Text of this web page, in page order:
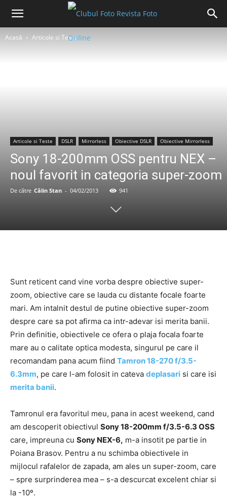
Acasă Articole si Teste
Articole si Teste DSLR Mirrorless Obiective DSLR Obiective Mirrorless
Sony 18-200mm OSS pentru NEX –
noul favorit in categoria super-zoom
De către Călin Stan - 04/02/2013 941
Sunt reticent cand vine vorba despre obiective super-
zoom, obiective care se lauda cu distante focale foarte
mari. Am intalnit destul de putine obiective super-zoom
despre care sa pot afirma ca intr-adevar isi merita banii.
Prin definitie, obiectivele ce ofera o plaja focala foarte
mare au o calitate optica modesta, singurul pe care il
recomandam pana acum fiind Tamron 18-270 f/3.5-
6.3mm, pe care l-am folosit in cateva deplasari si care isi
merita banii.
Tamronul era favoritul meu, pana in acest weekend, cand
am descoperit obiectivul Sony 18-200mm f/3.5-6.3 OSS
care, impreuna cu Sony NEX-6, m-a insotit pe partie in
Poiana Brasov. Pentru a nu schimba obiectivele in
mijlocul rafalelor de zapada, am ales un super-zoom, care
– spre surprinderea mea – s-a descurcat excelent chiar si
la -10º.